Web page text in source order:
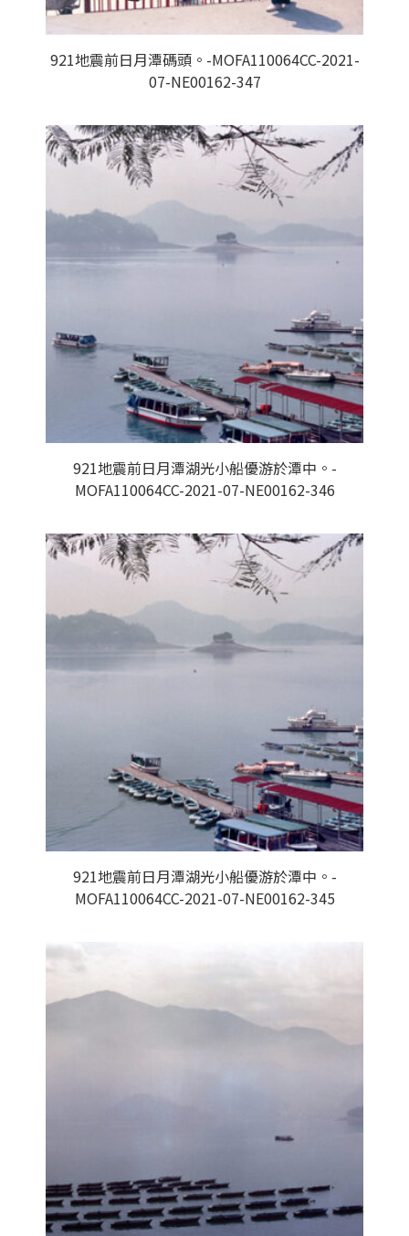
921地震前日月潭碼頭。-MOFA110064CC-2021-
07-NE00162-347
921地震前日月潭湖光小船優游於潭中。-
MOFA110064CC-2021-07-NE00162-346
921地震前日月潭湖光小船優游於潭中。-
MOFA110064CC-2021-07-NE00162-345